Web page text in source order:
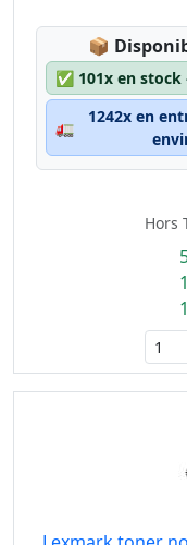
📦
✅ 101x en stock
🚛
1242x en
Hors